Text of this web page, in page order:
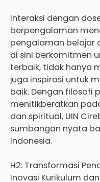
Interaksi dengan
berpengalaman
pengalaman belajar
di sini berkomitmen
terbaik, tidak hanya
juga inspirasi untuk
baik. Dengan filosofi
menitikberatkan
dan spiritual, UIN
sumbangan nyata
Indonesia.
H2: Transformasi
Inovasi Kurikulum